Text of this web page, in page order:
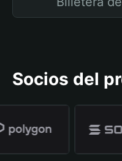
Socios del